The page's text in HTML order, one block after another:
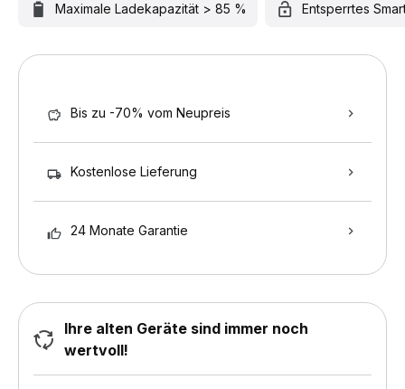
Maximale Ladekapazität > 85 % Entsperrtes
Bis zu -70% vom Neupreis
Kostenlose Lieferung
24 Monate Garantie
Ihre alten Geräte sind immer noch
wertvoll!